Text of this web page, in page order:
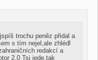
trochu peněz přidal a
s tím nejel,ale zhlédl
redakcí a
2.0 Tsi jede,tak